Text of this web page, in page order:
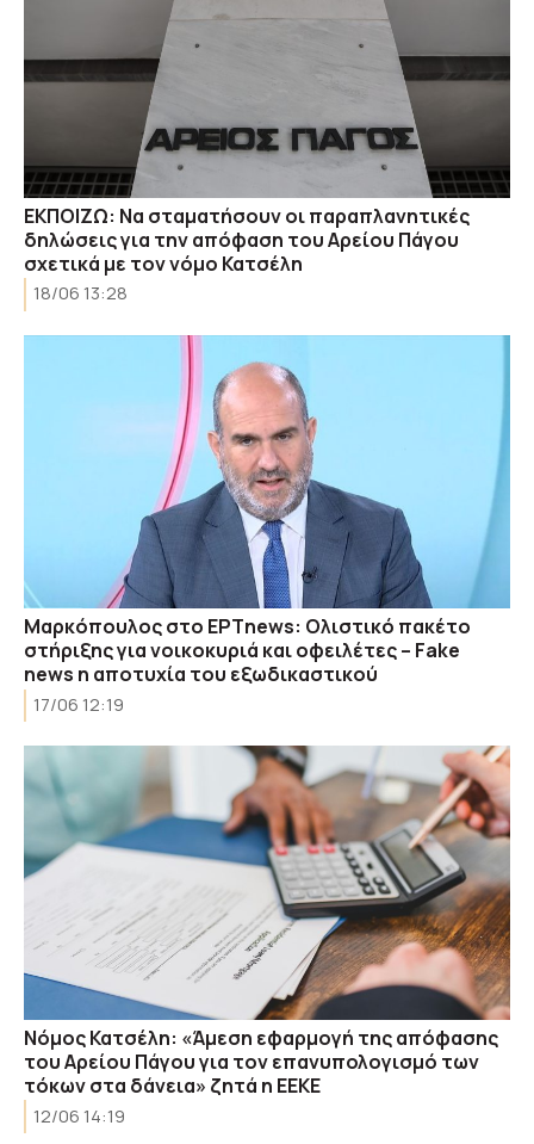
ΕΚΠΟΙΖΩ: Να σταματήσουν οι παραπλανητικές
δηλώσεις για την απόφαση του Αρείου Πάγου
σχετικά με τον νόμο Κατσέλη
18/06 13:28
Μαρκόπουλος στο ΕΡΤnews: Ολιστικό πακέτο
στήριξης για νοικοκυριά και οφειλέτες – Fake
news η αποτυχία του εξωδικαστικού
17/06 12:19
Νόμος Κατσέλη: «Άμεση εφαρμογή της απόφασης
του Αρείου Πάγου για τον επανυπολογισμό των
τόκων στα δάνεια» ζητά η ΕΕΚΕ
12/06 14:19